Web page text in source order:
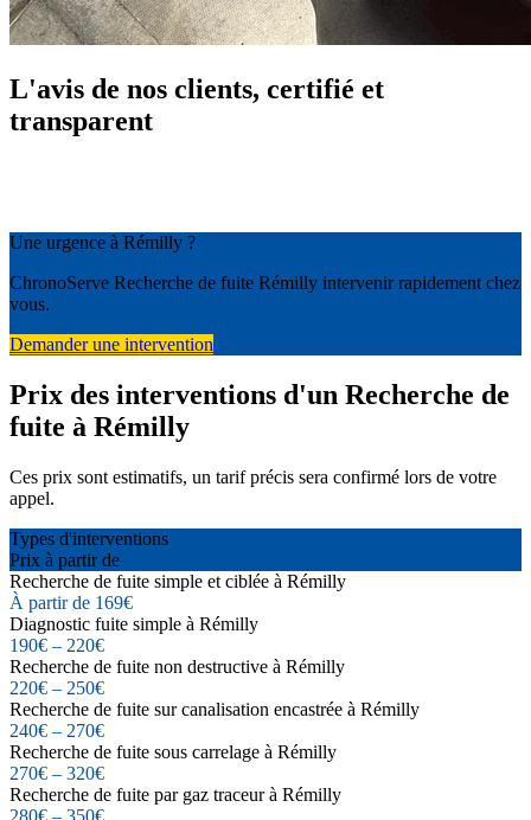
L'avis de nos clients, certifié et
transparent
Une urgence à Rémilly ?
ChronoServe Recherche de fuite Rémilly intervenir rapidement chez
vous.
Demander une intervention
Prix des interventions d'un Recherche de
fuite à Rémilly
Ces prix sont estimatifs, un tarif précis sera confirmé lors de votre
appel.
Types d'interventions
Prix à partir de
Recherche de fuite simple et ciblée à Rémilly
À partir de 169€
Diagnostic fuite simple à Rémilly
190€ – 220€
Recherche de fuite non destructive à Rémilly
220€ – 250€
Recherche de fuite sur canalisation encastrée à Rémilly
240€ – 270€
Recherche de fuite sous carrelage à Rémilly
270€ – 320€
Recherche de fuite par gaz traceur à Rémilly
280€ – 350€